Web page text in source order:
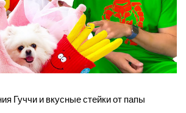
Гуччи и вкусные стейки от папы